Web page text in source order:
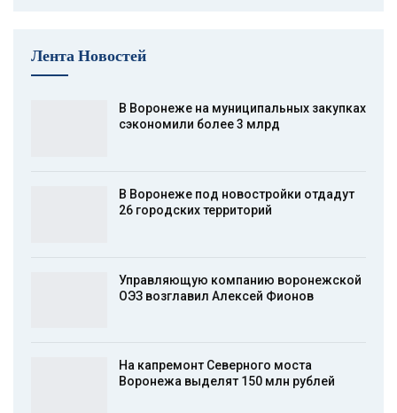
Лента Новостей
В Воронеже на муниципальных закупках
сэкономили более 3 млрд
В Воронеже под новостройки отдадут
26 городских территорий
Управляющую компанию воронежской
ОЭЗ возглавил Алексей Фионов
На капремонт Северного моста
Воронежа выделят 150 млн рублей